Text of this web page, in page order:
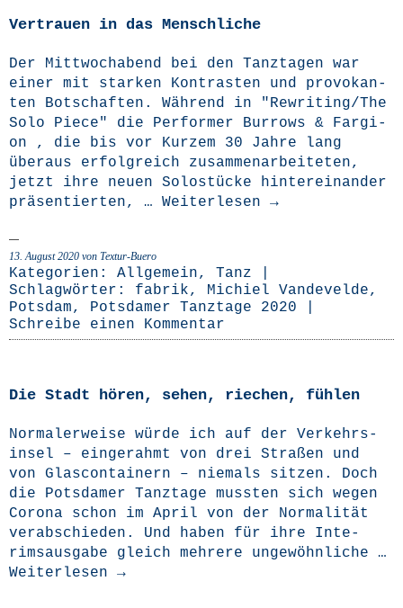
Vertrauen in das Menschliche
Der Mitt­woch­abend bei den Tanz­ta­gen war
einer mit star­ken Kon­tras­ten und pro­vo­kan­
ten Bot­schaf­ten. Wäh­rend in "Rewriting/The
Solo Pie­ce" die Per­for­mer Bur­rows & Far­gi­
on , die bis vor Kur­zem 30 Jah­re lang
über­aus erfolg­reich zusam­men­ar­bei­te­ten,
jetzt ihre neu­en Solo­stü­cke hin­ter­ein­an­der
prä­sen­tier­ten, … Wei­ter­le­sen →
13. August 2020 von Textur-Buero
Kategorien: Allgemein, Tanz
Schlagwörter: fabrik, Michiel Vandevelde,
Potsdam, Potsdamer Tanztage 2020
Schreibe einen Kommentar
Die Stadt hören, sehen, riechen, fühlen
Nor­ma­ler­wei­se wür­de ich auf der Ver­kehrs­
in­sel – ein­ge­rahmt von drei Stra­ßen und
von Glas­con­tai­nern – nie­mals sit­zen. Doch
die Pots­da­mer Tanz­ta­ge muss­ten sich wegen
Coro­na schon im April von der Nor­ma­li­tät
ver­ab­schie­den. Und haben für ihre Inte­
rims­aus­ga­be gleich meh­re­re unge­wöhn­li­che …
Wei­ter­le­sen →